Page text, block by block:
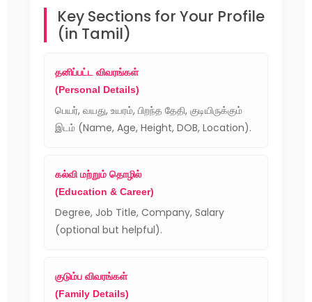
Key Sections for Your Profile
(in Tamil)
தனிப்பட்ட விவரங்கள்
(Personal Details)
பெயர், வயது, உயரம், பிறந்த தேதி, குடியிருக்கும்
இடம் (Name, Age, Height, DOB, Location).
கல்வி மற்றும் தொழில்
(Education & Career)
Degree, Job Title, Company, Salary
(optional but helpful).
குடும்ப விவரங்கள்
(Family Details)